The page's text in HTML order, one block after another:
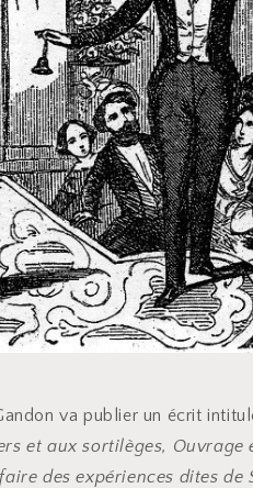
va publier un écrit
et aux sortilèges, Ouvrage
des expériences dites de